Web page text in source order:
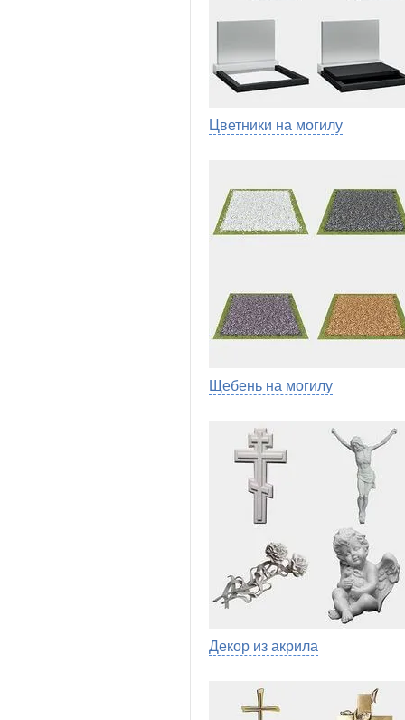
Цветники на могилу
Щебень на могилу
Декор из акрила